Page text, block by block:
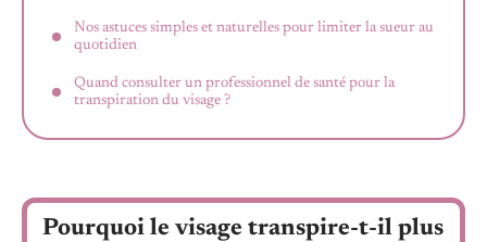
Nos astuces simples et naturelles pour limiter la sueur au
quotidien
Quand consulter un professionnel de santé pour la
transpiration du visage ?
Pourquoi le visage transpire-t-il plus